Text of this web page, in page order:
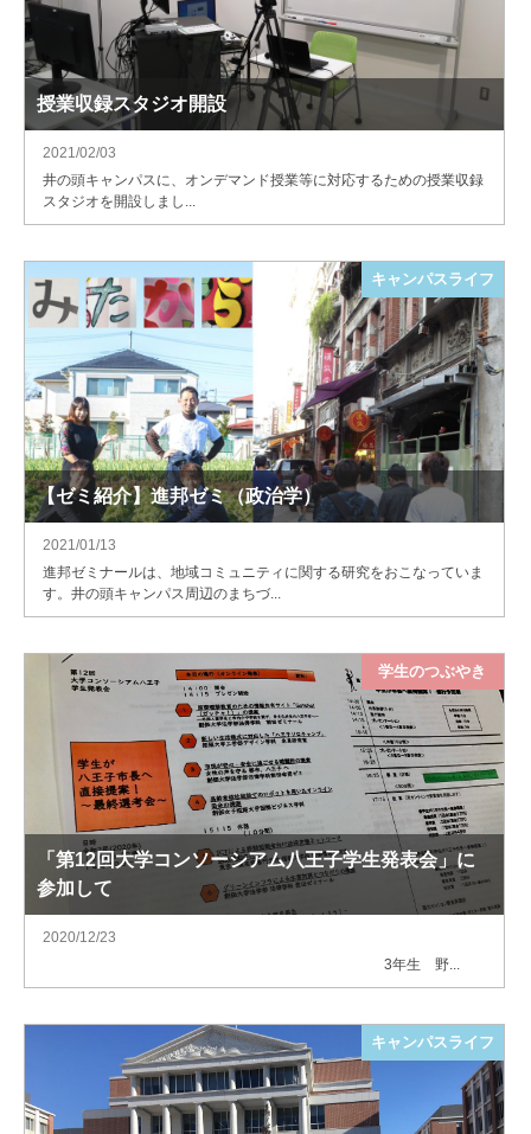
授業収録スタジオ開設
2021/02/03
井の頭キャンパスに、オンデマンド授業等に対応するための授業収録
スタジオを開設しまし...
【ゼミ紹介】進邦ゼミ（政治学）
キャンパスライフ
2021/01/13
進邦ゼミナールは、地域コミュニティに関する研究をおこなっていま
す。井の頭キャンパス周辺のまちづ...
「第12回大学コンソーシアム八王子学生発表会」に
参加して
学生のつぶやき
2020/12/23
3年生 野...
キャンパスライフ